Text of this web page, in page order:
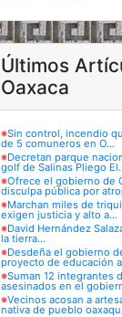
Últimos
Oaxaca
※Sin control, incendio
de 5 comuneros en O...
※Decretan parque
golf de Salinas Pliego
※Ofrece el gobierno de
disculpa pública por
※Marchan miles de
exigen justicia y alto a...
※David Hernández
la tierra...
※Desdeña el gobierno
proyecto de educación
※Suman 12 integrantes
asesinados en el
※Vecinos acosan a
nativa de pueblo